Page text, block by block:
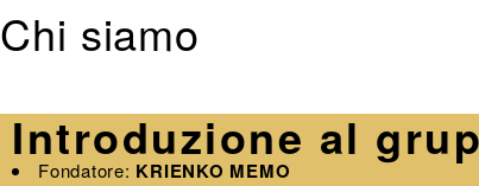
Chi siamo
Introduzione al
Fondatore: KRIENKO MEMO